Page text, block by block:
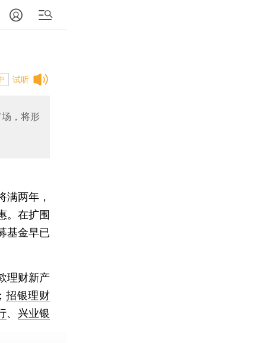
试听
，将形
两年，
。在扩围
基金早已
理财新产
招银理财
、 兴业银